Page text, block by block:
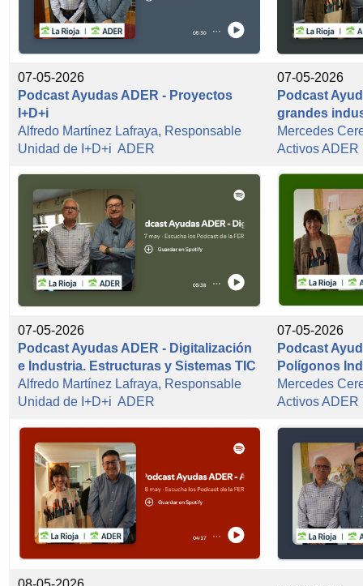
07-05-2026
Podcast Ayudas ADER - Proyectos
I+D+i
Alfredo Martínez Lafraya, Responsable
Unidad de I+D+i ADER
07-05-2026
Podcast
grandes
Mercedes
Activos ADER
07-05-2026
Podcast Ayudas ADER - Digitalización
e Industria. Estructuras y Sistemas TIC
Alfredo Martínez Lafraya, Responsable
Unidad de I+D+i ADER
07-05-2026
Podcast
Polígonos
Mercedes
Activos ADER